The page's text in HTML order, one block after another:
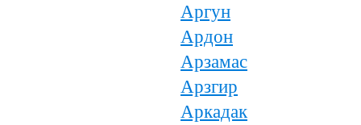
Аргун
Ардон
Арзамас
Арзгир
Аркадак